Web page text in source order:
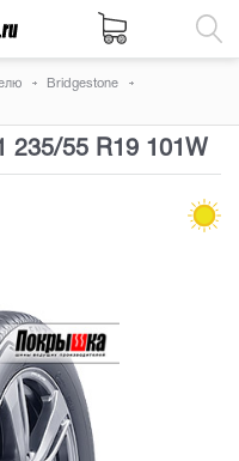
Bridgestone
235/55 R19 101W